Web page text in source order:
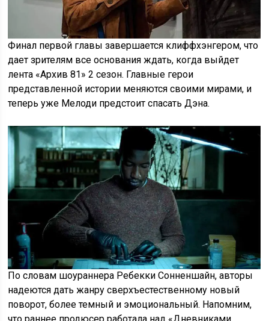
Финал первой главы завершается клиффхэнгером, что
дает зрителям все основания ждать, когда выйдет
лента «Архив 81» 2 сезон. Главные герои
представленной истории меняются своими мирами, и
теперь уже Мелоди предстоит спасать Дэна.
По словам шоураннера Ребекки Сонненшайн, авторы
надеются дать жанру сверхъестественному новый
поворот, более темный и эмоциональный. Напомним,